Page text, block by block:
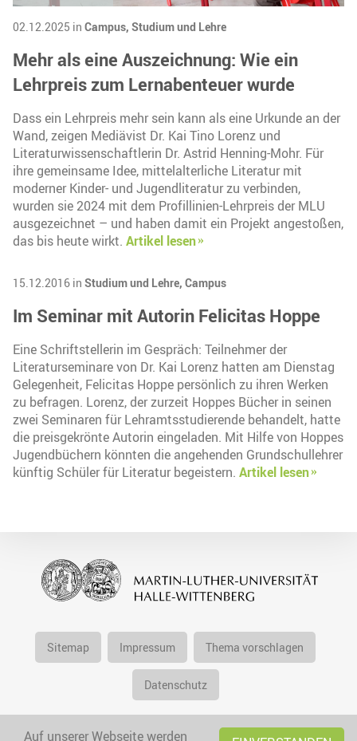
02.12.2025 in Campus, Studium und Lehre
Mehr als eine Auszeichnung: Wie ein
Lehrpreis zum Lernabenteuer wurde
Dass ein Lehrpreis mehr sein kann als eine Urkunde an der
Wand, zeigen Mediävist Dr. Kai Tino Lorenz und
Literaturwissenschaftlerin Dr. Astrid Henning-Mohr. Für
ihre gemeinsame Idee, mittelalterliche Literatur mit
moderner Kinder- und Jugendliteratur zu verbinden,
wurden sie 2024 mit dem Profillinien-Lehrpreis der MLU
ausgezeichnet – und haben damit ein Projekt angestoßen,
das bis heute wirkt. Artikel lesen
15.12.2016 in Studium und Lehre, Campus
Im Seminar mit Autorin Felicitas Hoppe
Eine Schriftstellerin im Gespräch: Teilnehmer der
Literaturseminare von Dr. Kai Lorenz hatten am Dienstag
Gelegenheit, Felicitas Hoppe persönlich zu ihren Werken
zu befragen. Lorenz, der zurzeit Hoppes Bücher in seinen
zwei Seminaren für Lehramtsstudierende behandelt, hatte
die preisgekrönte Autorin eingeladen. Mit Hilfe von Hoppes
Jugendbüchern könnten die angehenden Grundschullehrer
künftig Schüler für Literatur begeistern. Artikel lesen
Sitemap Impressum Thema vorschlagen
Datenschutz
Auf unserer Webseite werden